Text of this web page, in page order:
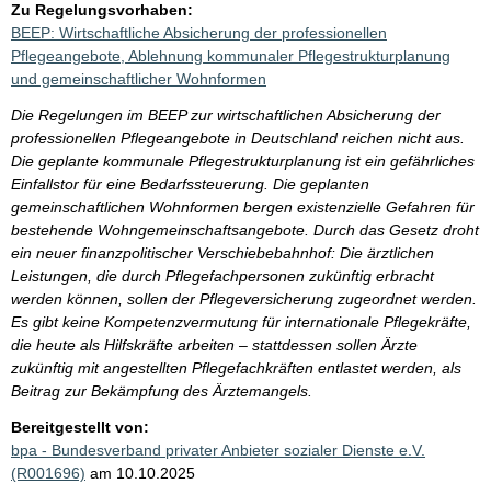
Zu Regelungsvorhaben:
BEEP: Wirtschaftliche Absicherung der professionellen
Pflegeangebote, Ablehnung kommunaler Pflegestrukturplanung
und gemeinschaftlicher Wohnformen
Die Regelungen im BEEP zur wirtschaftlichen Absicherung der
professionellen Pflegeangebote in Deutschland reichen nicht aus.
Die geplante kommunale Pflegestrukturplanung ist ein gefährliches
Einfallstor für eine Bedarfssteuerung. Die geplanten
gemeinschaftlichen Wohnformen bergen existenzielle Gefahren für
bestehende Wohngemeinschaftsangebote. Durch das Gesetz droht
ein neuer finanzpolitischer Verschiebebahnhof: Die ärztlichen
Leistungen, die durch Pflegefachpersonen zukünftig erbracht
werden können, sollen der Pflegeversicherung zugeordnet werden.
Es gibt keine Kompetenzvermutung für internationale Pflegekräfte,
die heute als Hilfskräfte arbeiten – stattdessen sollen Ärzte
zukünftig mit angestellten Pflegefachkräften entlastet werden, als
Beitrag zur Bekämpfung des Ärztemangels.
Bereitgestellt von:
bpa - Bundesverband privater Anbieter sozialer Dienste e.V.
(R001696) am 10.10.2025